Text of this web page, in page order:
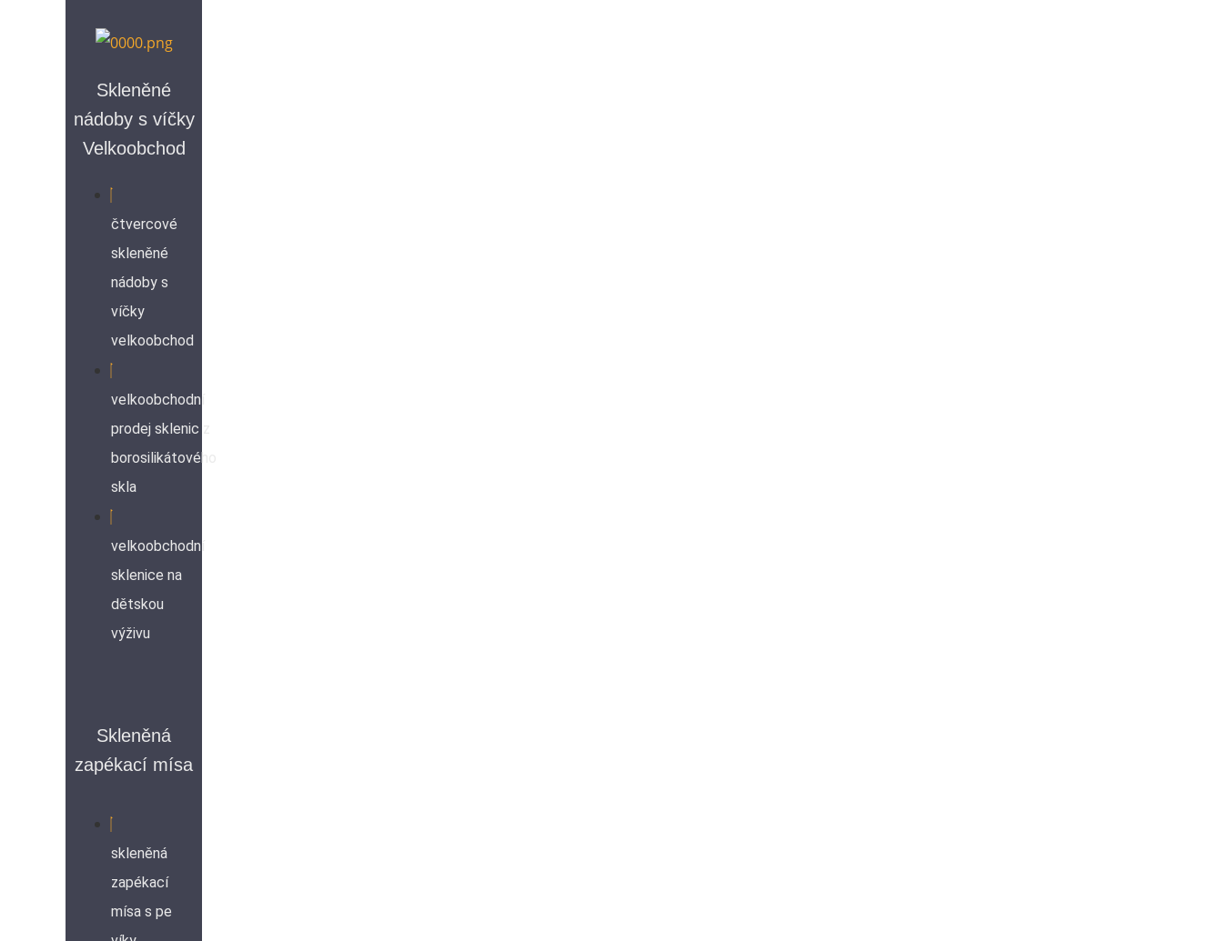
Skleněné
nádoby s víčky
Velkoobchod
čtvercové
skleněné
nádoby s
víčky
velkoobchod
velkoobchodní
prodej sklenic z
borosilikátového
skla
velkoobchodní
sklenice na
dětskou
výživu
Skleněná
zapékací mísa
skleněná
zapékací
mísa s pe